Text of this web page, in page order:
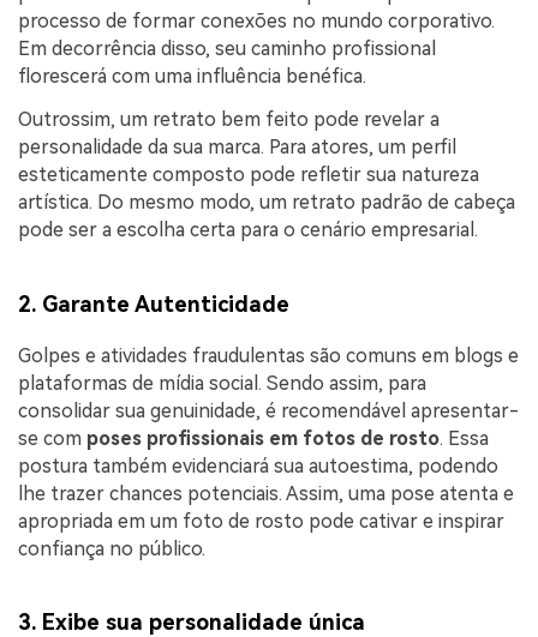
processo de formar conexões no mundo corporativo.
Em decorrência disso, seu caminho profissional
florescerá com uma influência benéfica.
Outrossim, um retrato bem feito pode revelar a
personalidade da sua marca. Para atores, um perfil
esteticamente composto pode refletir sua natureza
artística. Do mesmo modo, um retrato padrão de cabeça
pode ser a escolha certa para o cenário empresarial.
2. Garante Autenticidade
Golpes e atividades fraudulentas são comuns em blogs e
plataformas de mídia social. Sendo assim, para
consolidar sua genuinidade, é recomendável apresentar-
se com poses profissionais em fotos de rosto. Essa
postura também evidenciará sua autoestima, podendo
lhe trazer chances potenciais. Assim, uma pose atenta e
apropriada em um foto de rosto pode cativar e inspirar
confiança no público.
3. Exibe sua personalidade única